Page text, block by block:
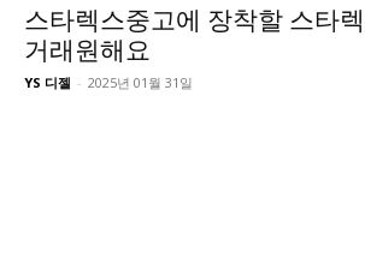
스타렉스중고에 장착할 스타
거래원해요
YS 디젤 - 2025년 01월 31일